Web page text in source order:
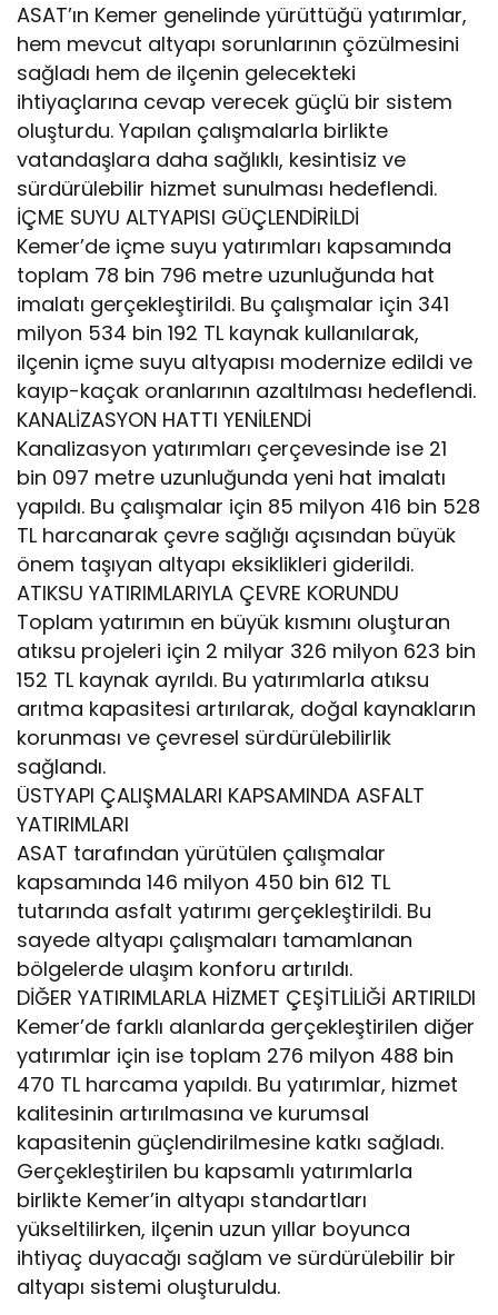
ASAT’ın Kemer genelinde yürüttüğü yatırımlar,
hem mevcut altyapı sorunlarının çözülmesini
sağladı hem de ilçenin gelecekteki
ihtiyaçlarına cevap verecek güçlü bir sistem
oluşturdu. Yapılan çalışmalarla birlikte
vatandaşlara daha sağlıklı, kesintisiz ve
sürdürülebilir hizmet sunulması hedeflendi.
İÇME SUYU ALTYAPISI GÜÇLENDİRİLDİ
Kemer’de içme suyu yatırımları kapsamında
toplam 78 bin 796 metre uzunluğunda hat
imalatı gerçekleştirildi. Bu çalışmalar için 341
milyon 534 bin 192 TL kaynak kullanılarak,
ilçenin içme suyu altyapısı modernize edildi ve
kayıp-kaçak oranlarının azaltılması hedeflendi.
KANALİZASYON HATTI YENİLENDİ
Kanalizasyon yatırımları çerçevesinde ise 21
bin 097 metre uzunluğunda yeni hat imalatı
yapıldı. Bu çalışmalar için 85 milyon 416 bin 528
TL harcanarak çevre sağlığı açısından büyük
önem taşıyan altyapı eksiklikleri giderildi.
ATIKSU YATIRIMLARIYLA ÇEVRE KORUNDU
Toplam yatırımın en büyük kısmını oluşturan
atıksu projeleri için 2 milyar 326 milyon 623 bin
152 TL kaynak ayrıldı. Bu yatırımlarla atıksu
arıtma kapasitesi artırılarak, doğal kaynakların
korunması ve çevresel sürdürülebilirlik
sağlandı.
ÜSTYAPI ÇALIŞMALARI KAPSAMINDA ASFALT
YATIRIMLARI
ASAT tarafından yürütülen çalışmalar
kapsamında 146 milyon 450 bin 612 TL
tutarında asfalt yatırımı gerçekleştirildi. Bu
sayede altyapı çalışmaları tamamlanan
bölgelerde ulaşım konforu artırıldı.
DİĞER YATIRIMLARLA HİZMET ÇEŞİTLİLİĞİ ARTIRILDI
Kemer’de farklı alanlarda gerçekleştirilen diğer
yatırımlar için ise toplam 276 milyon 488 bin
470 TL harcama yapıldı. Bu yatırımlar, hizmet
kalitesinin artırılmasına ve kurumsal
kapasitenin güçlendirilmesine katkı sağladı.
Gerçekleştirilen bu kapsamlı yatırımlarla
birlikte Kemer’in altyapı standartları
yükseltilirken, ilçenin uzun yıllar boyunca
ihtiyaç duyacağı sağlam ve sürdürülebilir bir
altyapı sistemi oluşturuldu.